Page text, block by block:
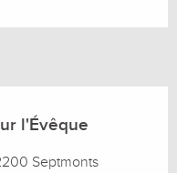
l'Évêque
Septmonts